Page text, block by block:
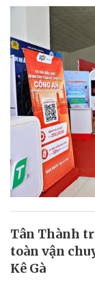
Tân Thành
toàn vận
Kê Gà